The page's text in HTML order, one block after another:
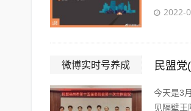
2022-
微博实时号养成 民盟
今天是3
见隔壁王